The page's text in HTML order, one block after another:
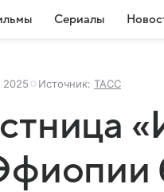
Сериалы
2025 Источник: ТАСС